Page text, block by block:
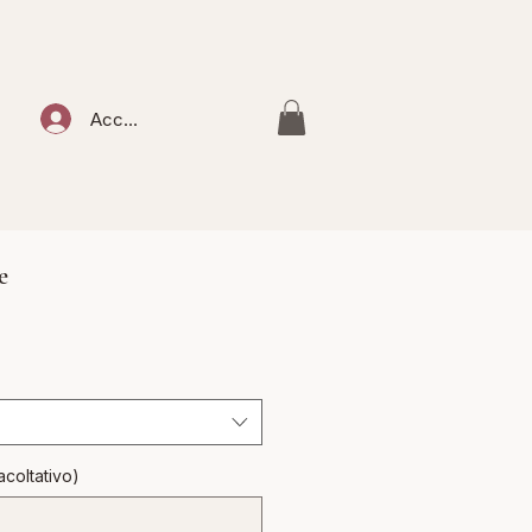
Accedi